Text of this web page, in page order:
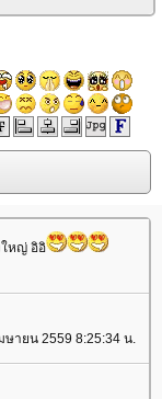
ใหญ่ อิอิ
ษายน 2559 8:25:34 น.